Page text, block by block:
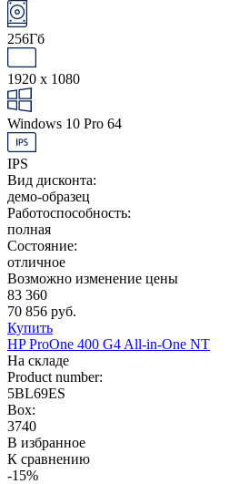
256Гб
1920 x 1080
Windows 10 Pro 64
IPS
Вид дисконта:
демо-образец
Работоспособность:
полная
Состояние:
отличное
Возможно изменение цены
83 360
70 856 руб.
Купить
HP ProOne 400 G4 All-in-One NT
На складе
Product number:
5BL69ES
Box:
3740
В избранное
К сравнению
-15%